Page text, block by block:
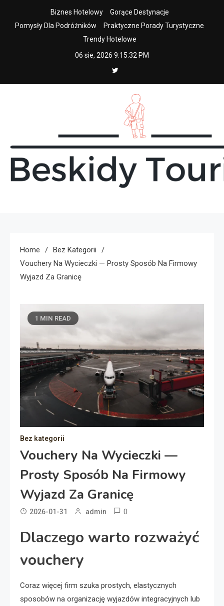
Biznes Hotelowy
Gorące Destynacje
Pomysły Dla Podróżników
Praktyczne Porady Turystyczne
Trendy Hotelowe
06 sie, 2026 9:15:32 PM
Home
Bez Kategorii
Vouchery Na Wycieczki — Prosty Sposób Na Firmowy
Wyjazd Za Granicę
1 MIN READ
Bez kategorii
Vouchery Na Wycieczki —
Prosty Sposób Na Firmowy
Wyjazd Za Granicę
2026-01-31 admin 0
Dlaczego warto rozważyć
vouchery
Coraz więcej firm szuka prostych, elastycznych
sposobów na organizację wyjazdów integracyjnych lub